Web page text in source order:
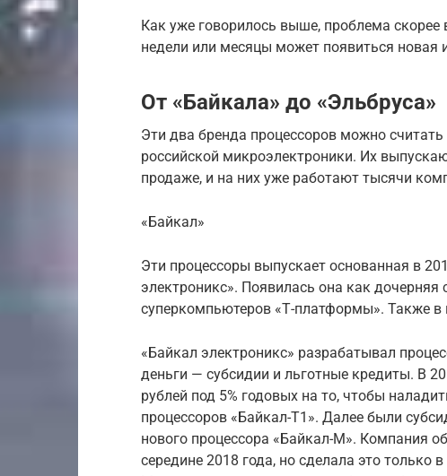
Как уже говорилось выше, проблема
недели или месяцы может появиться новая
От «Байкала» до «Эльбруса»
Эти два бренда процессоров можно
российской микроэлектроники. Их
продаже, и на них уже работают тысячи
«Байкал»
Эти процессоры выпускает основанная в
электроникс». Появилась она как дочерняя
суперкомпьютеров «Т-платформы». Также
«Байкал электроникс» разрабатывал
деньги — субсидии и льготные кредиты. В
рублей под 5% годовых на то, чтобы
процессоров «Байкал-Т1». Далее были
нового процессора «Байкал-М». Компания
середине 2018 года, но сделала это только